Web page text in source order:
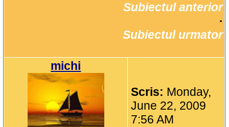
Subiectul anterior
Subiectul urmator
michi
Scris: Monday,
June 22, 2009
7:56 AM